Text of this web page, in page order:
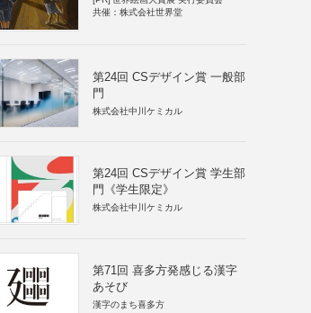
共催：株式会社世界堂
第24回 CSデザイン賞 一般部
門
株式会社中川ケミカル
第24回 CSデザイン賞 学生部
門《学生限定》
株式会社中川ケミカル
第71回 喜多方発感じる漢字
あそび
漢字のまち喜多方